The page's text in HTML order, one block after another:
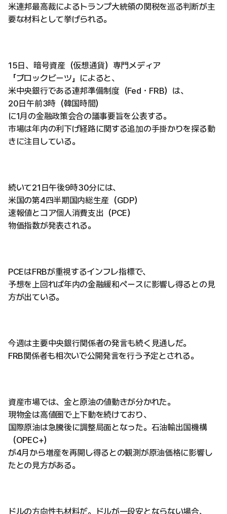
米連邦最高裁によるトランプ大統領の関税を巡る判断が主
要な材料として挙げられる。
15日、暗号資産（仮想通貨）専門メディア
「ブロックビーツ」によると、
米中央銀行である連邦準備制度（Fed・FRB）は、
20日午前3時（韓国時間）
に1月の金融政策会合の議事要旨を公表する。
市場は年内の利下げ経路に関する追加の手掛かりを探る動
きに注目している。
続いて21日午後9時30分には、
米国の第4四半期国内総生産（GDP）
速報値とコア個人消費支出（PCE）
物価指数が発表される。
PCEはFRBが重視するインフレ指標で、
予想を上回れば年内の金融緩和ペースに影響し得るとの見
方が出ている。
今週は主要中央銀行関係者の発言も続く見通しだ。
FRB関係者も相次いで公開発言を行う予定とされる。
資産市場では、金と原油の値動きが分かれた。
現物金は高値圏で上下動を続けており、
国際原油は急騰後に調整局面となった。石油輸出国機構
（OPEC+）
が4月から増産を再開し得るとの観測が原油価格に影響し
たとの見方がある。
ドルの方向性も材料だ。ドルが一段安とならない場合、